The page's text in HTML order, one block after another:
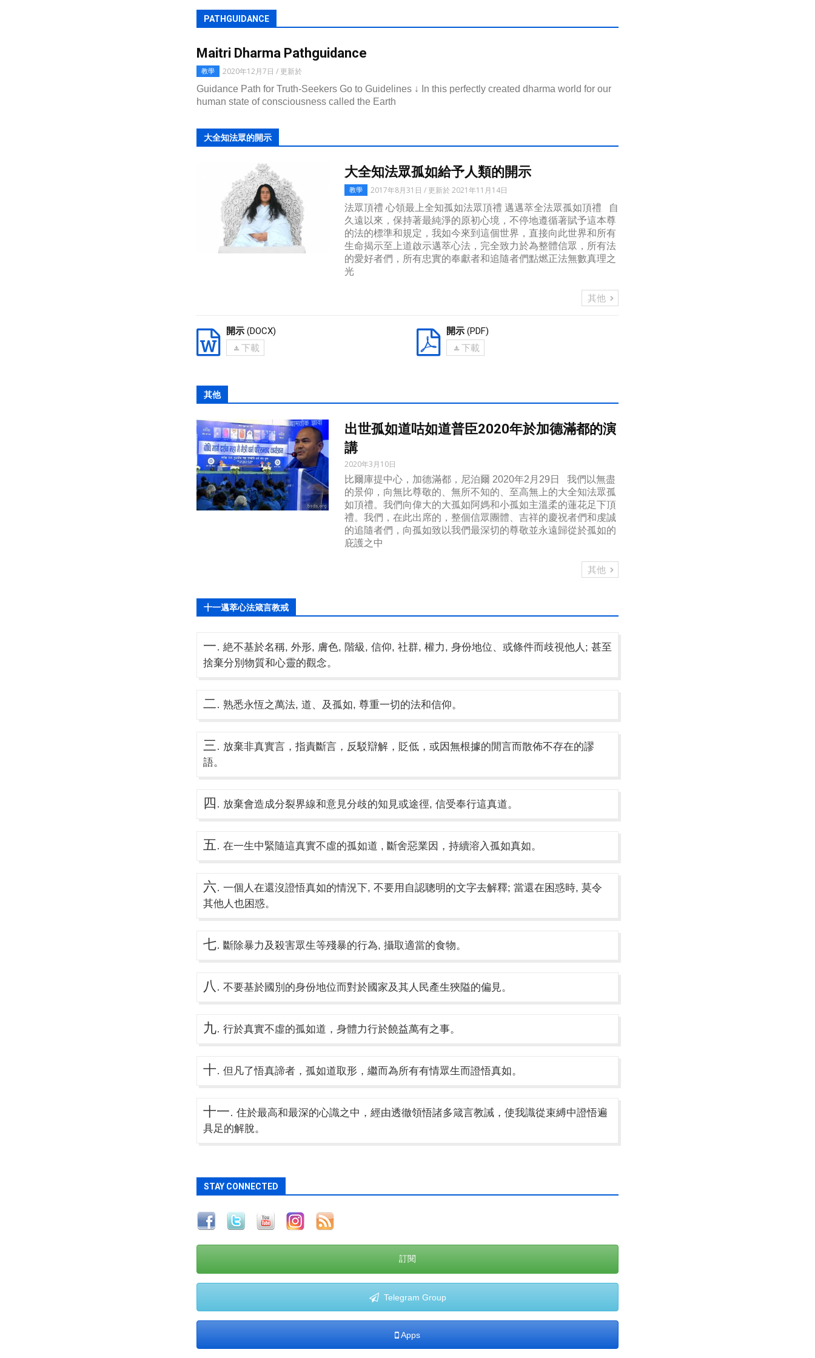
PATHGUIDANCE
Maitri Dharma Pathguidance
教學
2020年12月7日 / 更新於
Guidance Path for Truth-Seekers Go to Guidelines ↓ In this perfectly created dharma world for our
human state of consciousness called the Earth
大全知法眾的開示
大全知法眾孤如給予人類的開示
教學
2017年8月31日 / 更新於 2021年11月14日
法眾頂禮 心領最上全知孤如法眾頂禮 邁邁萃全法眾孤如頂禮 自
久遠以來，保持著最純淨的原初心境，不停地遵循著賦予這本尊
的法的標準和規定，我如今來到這個世界，直接向此世界和所有
生命揭示至上道啟示邁萃心法，完全致力於為整體信眾，所有法
的愛好者們，所有忠實的奉獻者和追隨者們點燃正法無數真理之
光
其他
開示 (DOCX)
下載
開示 (PDF)
下載
其他
出世孤如道咕如道普臣2020年於加德滿都的演
講
2020年3月10日
比爾庫提中心，加德滿都，尼泊爾 2020年2月29日 我們以無盡
的景仰，向無比尊敬的、無所不知的、至高無上的大全知法眾孤
如頂禮。我們向偉大的大孤如阿媽和小孤如主溫柔的蓮花足下頂
禮。我們，在此出席的，整個信眾團體、吉祥的慶祝者們和虔誠
的追隨者們，向孤如致以我們最深切的尊敬並永遠歸從於孤如的
庇護之中
其他
十一邁萃心法箴言教戒
一. 絶不基於名稱, 外形, 膚色, 階級, 信仰, 社群, 權力, 身份地位、或條件而歧視他人; 甚至
捨棄分別物質和心靈的觀念。
二. 熟悉永恆之萬法, 道、及孤如, 尊重一切的法和信仰。
三. 放棄非真實言，指責斷言，反駁辯解，貶低，或因無根據的閒言而散佈不存在的謬
語。
四. 放棄會造成分裂界線和意見分歧的知見或途徑, 信受奉行這真道。
五. 在一生中緊隨這真實不虛的孤如道 , 斷舍惡業因，持續溶入孤如真如。
六. 一個人在還沒證悟真如的情況下, 不要用自認聰明的文字去解釋; 當還在困惑時, 莫令
其他人也困惑。
七. 斷除暴力及殺害眾生等殘暴的行為, 攝取適當的食物。
八. 不要基於國別的身份地位而對於國家及其人民產生狹隘的偏見。
九. 行於真實不虛的孤如道，身體力行於饒益萬有之事。
十. 但凡了悟真諦者，孤如道取形，繼而為所有有情眾生而證悟真如。
十一. 住於最高和最深的心識之中，經由透徹領悟諸多箴言教誡，使我識從束縛中證悟遍
具足的解脫。
STAY CONNECTED
訂閱
Telegram Group
Apps